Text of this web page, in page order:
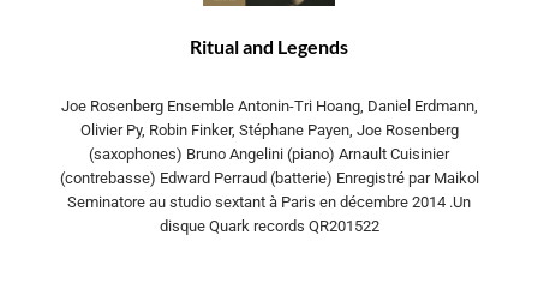
Ritual and Legends
Joe Rosenberg Ensemble Antonin-Tri Hoang, Daniel Erdmann,
Olivier Py, Robin Finker, Stéphane Payen, Joe Rosenberg
(saxophones) Bruno Angelini (piano) Arnault Cuisinier
(contrebasse) Edward Perraud (batterie) Enregistré par Maikol
Seminatore au studio sextant à Paris en décembre 2014 .Un
disque Quark records QR201522